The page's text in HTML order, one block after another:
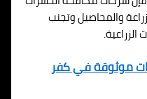
والمحاصيل وتجنب
الزراعية.
موثوقة في كفر